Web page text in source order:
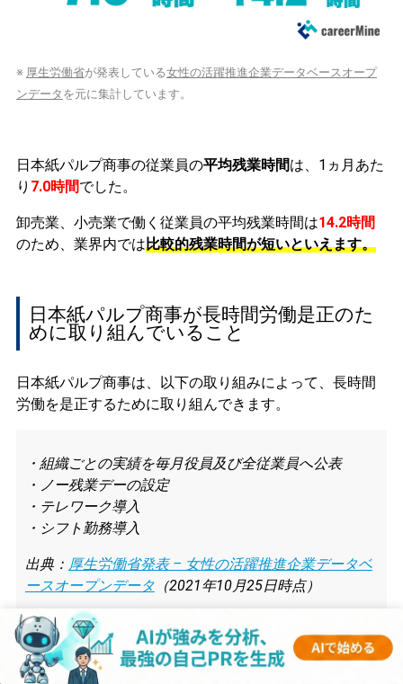
※ 厚生労働省が発表している女性の活躍推進企業データベースオープ
ンデータ を元に集計しています。
日本紙パルプ商事の従業員の平均残業時間は、1ヵ月あた
り 7.0時間でした。
卸売業、小売業で働く従業員の平均残業時間は14.2時間
のため、業界内では比較的残業時間が短いといえます。
日本紙パルプ商事が長時間労働是正のた
めに取り組んでいること
日本紙パルプ商事は、以下の取り組みによって、長時間
労働を是正するために取り組んできます。
・組織ごとの実績を毎月役員及び全従業員へ公表
・ノー残業デーの設定
・テレワーク導入
・シフト勤務導入
出典： 厚生労働省発表 – 女性の活躍推進企業データベ
ースオープンデータ（2021年10月25日時点）